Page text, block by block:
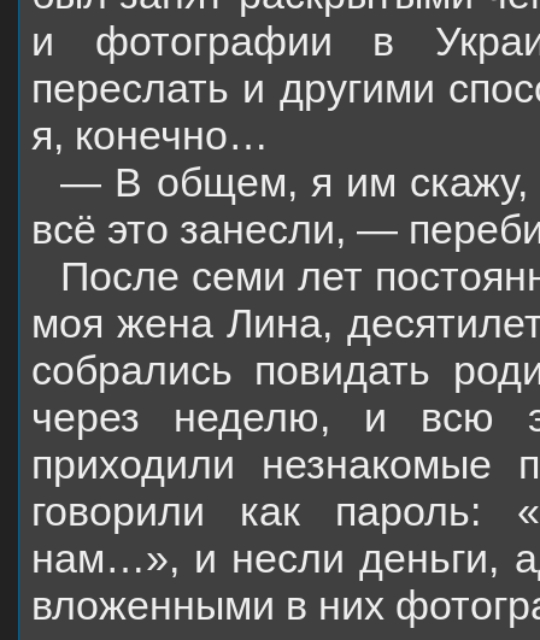
и фотографии в
переслать и другими
я, конечно…
— В общем, я им скажу,
всё это занесли, —
После семи лет
моя жена Лина,
собрались повидать
через неделю, и всю
приходили незнакомые
говорили как пароль:
нам…», и несли деньги,
вложенными в них